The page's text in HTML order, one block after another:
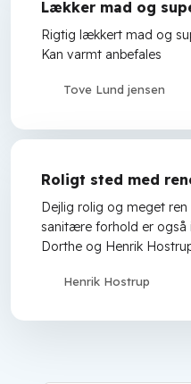
Lækker mad og
Rigtig lækkert mad og
Kan varmt anbefales
Tove Lund jensen
Roligt sted med
Dejlig rolig og meget
sanitære forhold er også
Dorthe og Henrik
Henrik Hostrup